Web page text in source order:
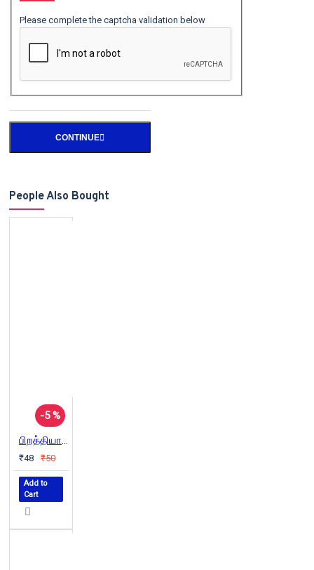
Please complete the captcha validation below
CONTINUE
People Also Bought
-5 %
பிறத்தியாள்
₹48 ₹50
Add to
Cart